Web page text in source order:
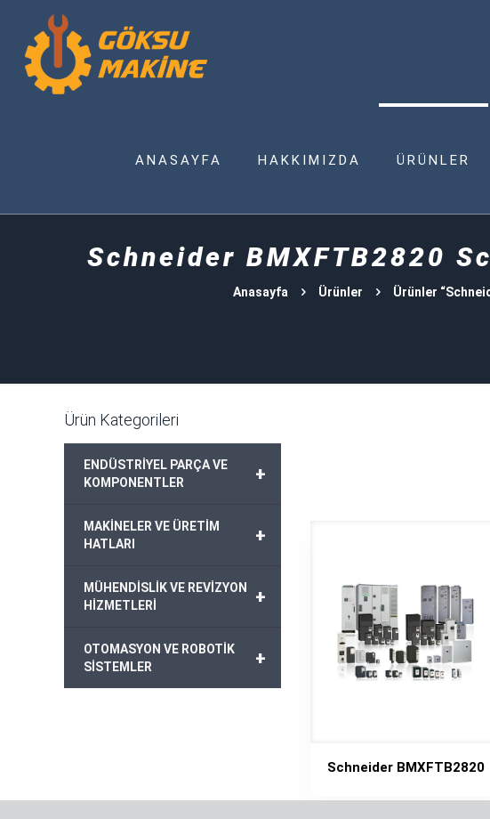
ANASAYFA HAKKIMIZDA ÜRÜNLER
Schneider BMXFTB2820
Anasayfa Ürünler Ürünler
Schneider BMXFTB2820
Ürün Kategorileri
+
ENDÜSTRİYEL PARÇA VE
KOMPONENTLER
+
MAKİNELER VE ÜRETİM
HATLARI
+
MÜHENDİSLİK VE REVİZYON
HİZMETLERİ
+
OTOMASYON VE ROBOTİK
SİSTEMLER